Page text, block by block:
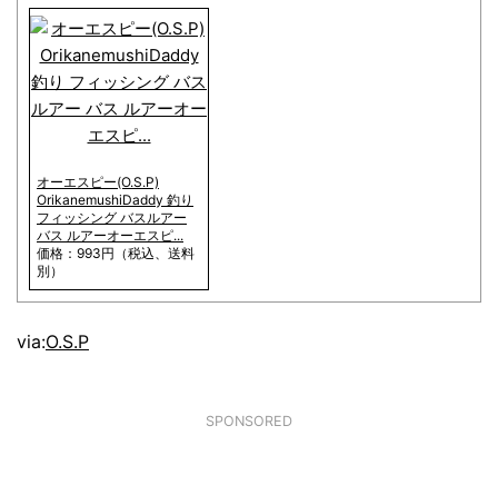
オーエスピー(O.S.P)
OrikanemushiDaddy 釣り
フィッシング バスルアー
バス ルアーオーエスピ...
価格：993円（税込、送料
別）
via:O.S.P
SPONSORED